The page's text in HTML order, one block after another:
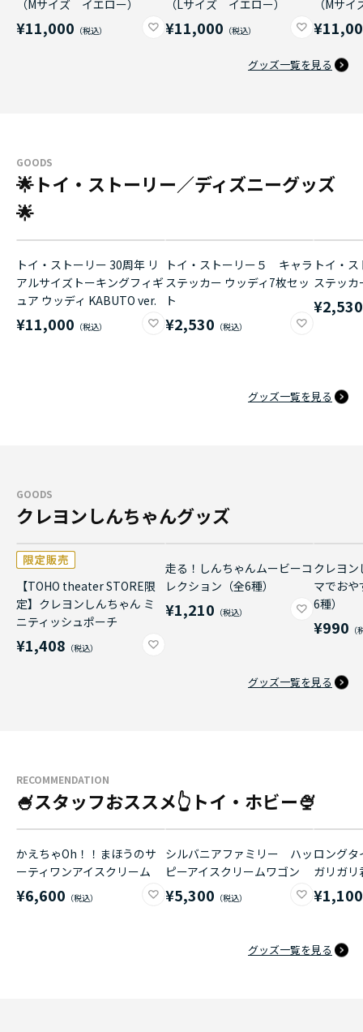
（Mサイズ イエロー）
¥11,000
（Lサイズ イエロー）
¥11,000
（Mサ
グッズ一覧を見る
GOODS
🌟トイ・ストーリー／ディズニーグッズ
🌟
トイ・ストーリー 30周年 リ
アルサイズトーキングフィギ
ュア ウッディ KABUTO ver.
¥11,000
トイ・ストーリー５ キャラ
ステッカー ウッディ7枚セッ
ト
¥2,530
トイ・
ステッカ
¥2,530
グッズ一覧を見る
GOODS
クレヨンしんちゃんグッズ
【TOHO theater STORE限
定】クレヨンしんちゃん ミ
ニティッシュポーチ
¥1,408
走る！しんちゃんムービーコ
レクション（全6種）
¥1,210
クレヨ
マでお
6種）
¥990
グッズ一覧を見る
RECOMMENDATION
🍧スタッフおススメ👆トイ・ホビー🍨
かえちゃOh！！まほうのサ
ーティワンアイスクリーム
¥6,600
シルバニアファミリー ハッ
ピーアイスクリームワゴン
¥5,300
ロング
ガリガ
¥1,100
グッズ一覧を見る